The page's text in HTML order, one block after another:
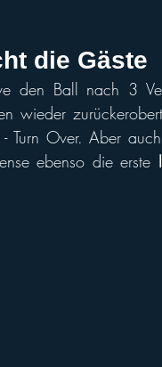
die Gäste
den Ball nach 3
wieder
- Turn Over. Aber
ebenso die erste